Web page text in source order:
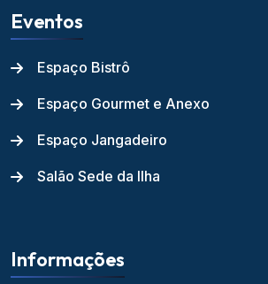
Eventos
Espaço Bistrô
Espaço Gourmet e Anexo
Espaço Jangadeiro
Salão Sede da Ilha
Informações